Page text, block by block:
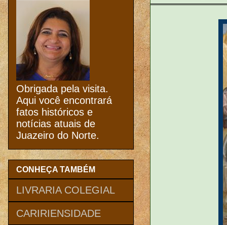
Obrigada pela visita.
Aqui você encontrará
fatos históricos e
notícias atuais de
Juazeiro do Norte.
CONHEÇA TAMBÉM
LIVRARIA COLEGIAL
CARIRIENSIDADE